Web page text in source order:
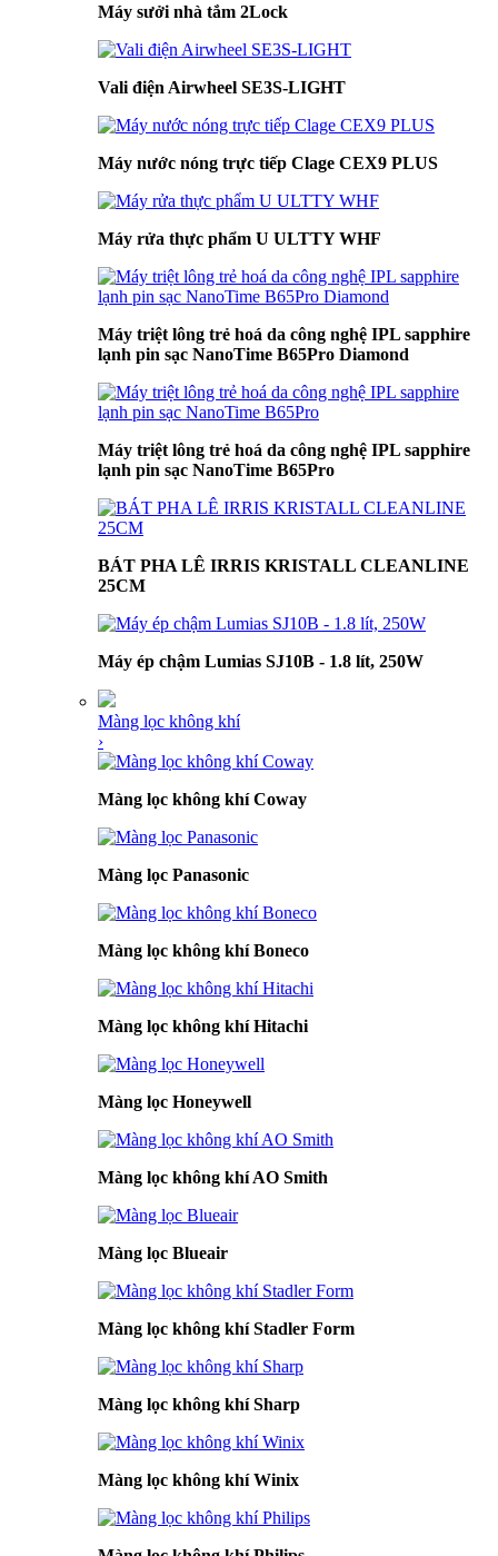
Máy sưởi nhà tắm 2Lock
Vali điện Airwheel SE3S-LIGHT
Máy nước nóng trực tiếp Clage CEX9 PLUS
Máy rửa thực phẩm U ULTTY WHF
Máy triệt lông trẻ hoá da công nghệ IPL sapphire
lạnh pin sạc NanoTime B65Pro Diamond
Máy triệt lông trẻ hoá da công nghệ IPL sapphire
lạnh pin sạc NanoTime B65Pro
BÁT PHA LÊ IRRIS KRISTALL CLEANLINE
25CM
Máy ép chậm Lumias SJ10B - 1.8 lít, 250W
Màng lọc không khí
›
Màng lọc không khí Coway
Màng lọc Panasonic
Màng lọc không khí Boneco
Màng lọc không khí Hitachi
Màng lọc Honeywell
Màng lọc không khí AO Smith
Màng lọc Blueair
Màng lọc không khí Stadler Form
Màng lọc không khí Sharp
Màng lọc không khí Winix